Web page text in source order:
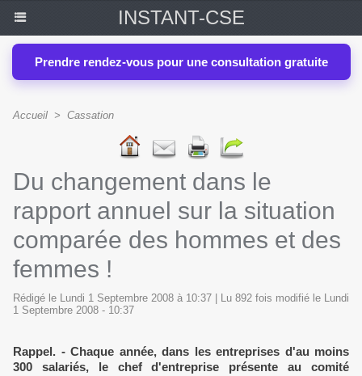
INSTANT-CSE
Prendre rendez-vous pour une consultation gratuite
Accueil > Cassation
Du changement dans le
rapport annuel sur la situation
comparée des hommes et des
femmes !
Rédigé le Lundi 1 Septembre 2008 à 10:37 | Lu 892 fois modifié le Lundi
1 Septembre 2008 - 10:37
Rappel. - Chaque année, dans les entreprises d'au moins
300 salariés, le chef d'entreprise présente au comité